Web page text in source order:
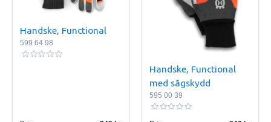
Handske, Functional
599 64 98
Handske, Functional
med sågskydd
595 00 39